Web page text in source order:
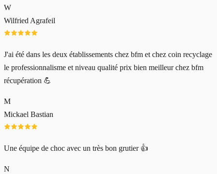
W
Wilfried Agrafeil
J'ai été dans les deux établissements chez bfm et chez coin recyclage
le professionnalisme et niveau qualité prix bien meilleur chez bfm
récupération 💪
M
Mickael Bastian
Une équipe de choc avec un très bon grutier 👍
N